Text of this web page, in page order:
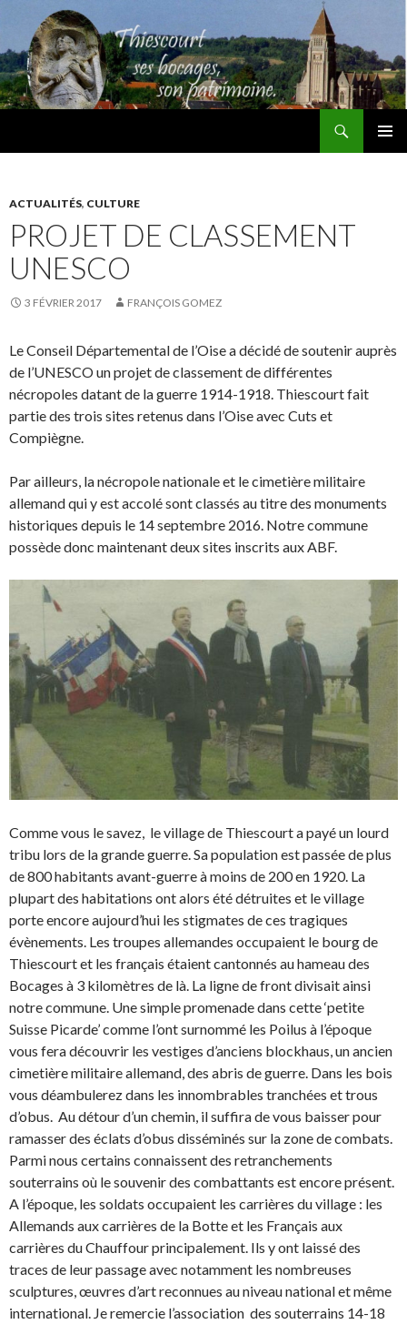
ACTUALITÉS, CULTURE
PROJET DE CLASSEMENT
UNESCO
3 FÉVRIER 2017 FRANÇOIS GOMEZ
Le Conseil Départemental de l’Oise a décidé de soutenir auprès
de l’UNESCO un projet de classement de différentes
nécropoles datant de la guerre 1914-1918. Thiescourt fait
partie des trois sites retenus dans l’Oise avec Cuts et
Compiègne.
Par ailleurs, la nécropole nationale et le cimetière militaire
allemand qui y est accolé sont classés au titre des monuments
historiques depuis le 14 septembre 2016. Notre commune
possède donc maintenant deux sites inscrits aux ABF.
Comme vous le savez, le village de Thiescourt a payé un lourd
tribu lors de la grande guerre. Sa population est passée de plus
de 800 habitants avant-guerre à moins de 200 en 1920. La
plupart des habitations ont alors été détruites et le village
porte encore aujourd’hui les stigmates de ces tragiques
évènements. Les troupes allemandes occupaient le bourg de
Thiescourt et les français étaient cantonnés au hameau des
Bocages à 3 kilomètres de là. La ligne de front divisait ainsi
notre commune. Une simple promenade dans cette ‘petite
Suisse Picarde’ comme l’ont surnommé les Poilus à l’époque
vous fera découvrir les vestiges d’anciens blockhaus, un ancien
cimetière militaire allemand, des abris de guerre. Dans les bois
vous déambulerez dans les innombrables tranchées et trous
d’obus. Au détour d’un chemin, il suffira de vous baisser pour
ramasser des éclats d’obus disséminés sur la zone de combats.
Parmi nous certains connaissent des retranchements
souterrains où le souvenir des combattants est encore présent.
A l’époque, les soldats occupaient les carrières du village : les
Allemands aux carrières de la Botte et les Français aux
carrières du Chauffour principalement. Ils y ont laissé des
traces de leur passage avec notamment les nombreuses
sculptures, œuvres d’art reconnues au niveau national et même
international. Je remercie l’association des souterrains 14-18